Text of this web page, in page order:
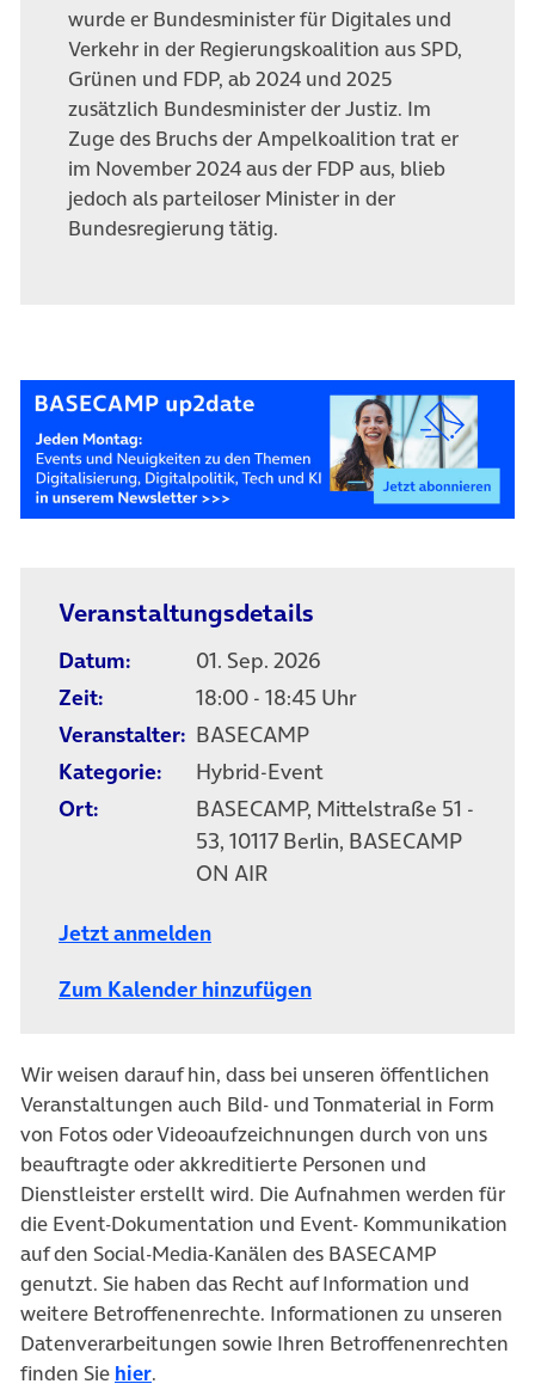
wurde er Bundesminister für Digitales und
Verkehr in der Regierungskoalition aus SPD,
Grünen und FDP, ab 2024 und 2025
zusätzlich Bundesminister der Justiz. Im
Zuge des Bruchsder Ampelkoalition trat er
im November 2024aus der FDP aus, blieb
jedoch als parteiloser Minister in der
Bundesregierung tätig.
Veranstaltungsdetails
Datum:
01. Sep. 2026
Zeit:
18:00 - 18:45 Uhr
Veranstalter: BASECAMP
Kategorie:
Hybrid-Event
Ort:
BASECAMP, Mittelstraße 51 -
53, 10117 Berlin, BASECAMP
ON AIR
Jetzt anmelden
Zum Kalender hinzufügen
Wir weisen darauf hin, dass bei unseren öffentlichen
Veranstaltungen auch Bild- und Tonmaterial in Form
von Fotos oder Videoaufzeichnungen durch von uns
beauftragte oder akkreditierte Personen und
Dienstleister erstellt wird. Die Aufnahmen werden für
die Event-Dokumentation und Event- Kommunikation
auf den Social-Media-Kanälen des BASECAMP
genutzt. Sie haben das Recht auf Information und
weitere Betroffenenrechte. Informationen zu unseren
Datenverarbeitungen sowie Ihren Betroffenenrechten
finden Sie hier.